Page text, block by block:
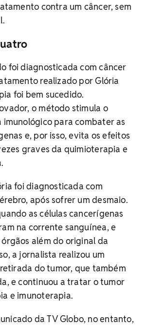
contra um câncer, sem
foi diagnosticada com câncer
realizado por Glória
foi bem sucedido.
o método stimula o
imunológico para combater as
e, por isso, evita os efeitos
graves da quimioterapia e
foi diagnosticada com
após sofrer um desmaio.
as células cancerígenas
na corrente sanguínea, e
além do original da
a jornalista realizou um
do tumor, que também
e continuou a tratar o tumor
e imunoterapia.
da TV Globo, no entanto,